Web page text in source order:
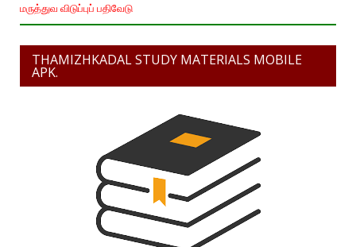
மருத்துவ விடுப்புப் பதிவேடு
THAMIZHKADAL STUDY MATERIALS MOBILE
APK.